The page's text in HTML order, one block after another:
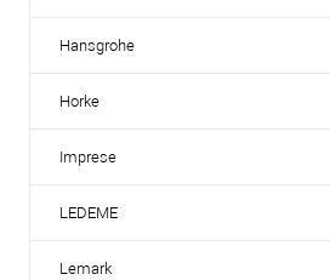
Hansgrohe
Horke
Imprese
LEDEME
Lemark